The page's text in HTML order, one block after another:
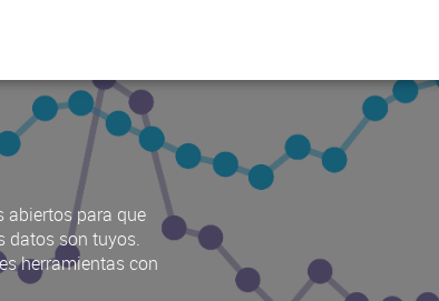
abiertos para que
datos son tuyos.
herramientas con